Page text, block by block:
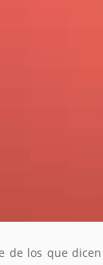
de los que